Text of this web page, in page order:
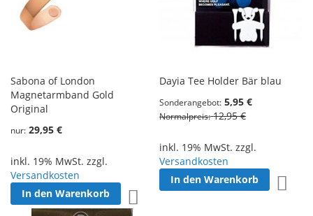
Sabona of London
Magnetarmband Gold
Original
nur 29,95 €
inkl. 19% MwSt. zzgl.
Versandkosten
In den Warenkorb
Zur Wunschliste hinzufügen
Dayia Tee Holder Bär blau
Sonderangebot 5,95 €
Normalpreis 12,95 €
inkl. 19% MwSt. zzgl.
Versandkosten
In den Warenkorb